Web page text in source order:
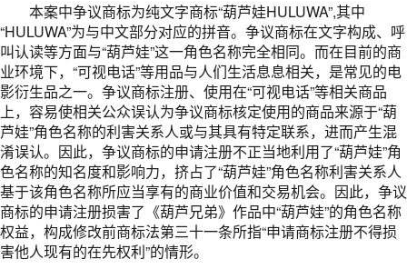
本案中争议商标为纯文字商标“葫芦娃HULUWA”,其中
“HULUWA”为与中文部分对应的拼音。争议商标在文字构成、呼
叫认读等方面与“葫芦娃”这一角色名称完全相同。而在目前的商
业环境下，“可视电话”等用品与人们生活息息相关，是常见的电
影衍生品之一。争议商标注册、使用在“可视电话”等相关商品
上，容易使相关公众误认为争议商标核定使用的商品来源于“葫
芦娃”角色名称的利害关系人或与其具有特定联系，进而产生混
淆误认。因此，争议商标的申请注册不正当地利用了“葫芦娃”角
色名称的知名度和影响力，挤占了“葫芦娃”角色名称利害关系人
基于该角色名称所应当享有的商业价值和交易机会。因此，争议
商标的申请注册损害了《葫芦兄弟》作品中“葫芦娃”的角色名称
权益，构成修改前商标法第三十一条所指“申请商标注册不得损
害他人现有的在先权利”的情形。